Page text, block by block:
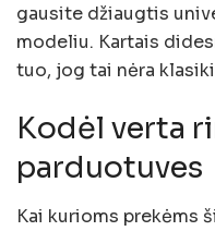
gausite džiaugtis
modeliu. Kartais
tuo, jog tai nėra
Kodėl verta
parduotuves
Kai kurioms prekėms